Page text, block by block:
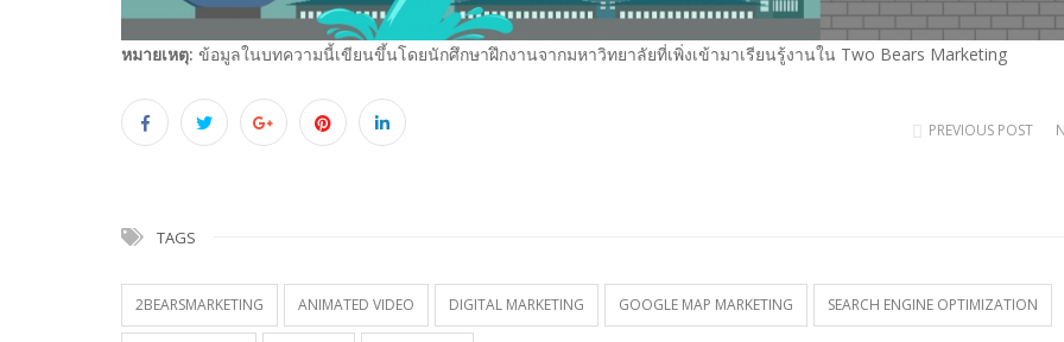
หมายเหตุ: ข้อมูลในบทความนี้เขียนขึ้นโดยนักศึกษาฝึกงานจากมหาวิทยาลัยที่เพิ่งเข้ามาเรียนรู้งานใน Two Bears Marketing
PREVIOUS POST
TAGS
2BEARSMARKETING ANIMATED VIDEO DIGITAL MARKETING GOOGLE MAP MARKETING SEARCH ENGINE OPTIMIZATION